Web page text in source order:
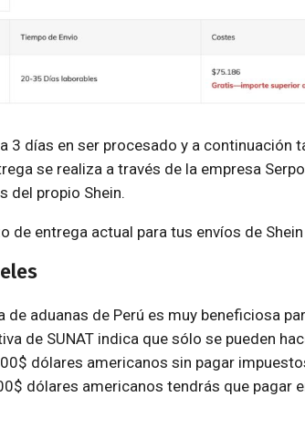
3 días en ser procesado y a continuación
se realiza a través de la empresa
del propio Shein.
de entrega actual para tus envíos de
de aduanas de Perú es muy beneficiosa
de SUNAT indica que sólo se pueden
dólares americanos sin pagar
dólares americanos tendrás que pagar